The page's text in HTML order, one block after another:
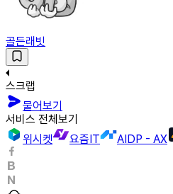
골든래빗
스크랩
물어보기
서비스 전체보기
위시켓
요즘IT AIDP - AX